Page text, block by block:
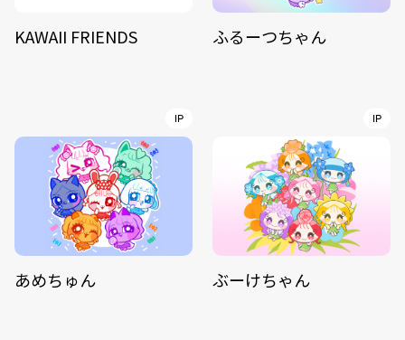
KAWAII FRIENDS ふるーつちゃん
IP
あめちゅん
IP
ぶーけちゃん